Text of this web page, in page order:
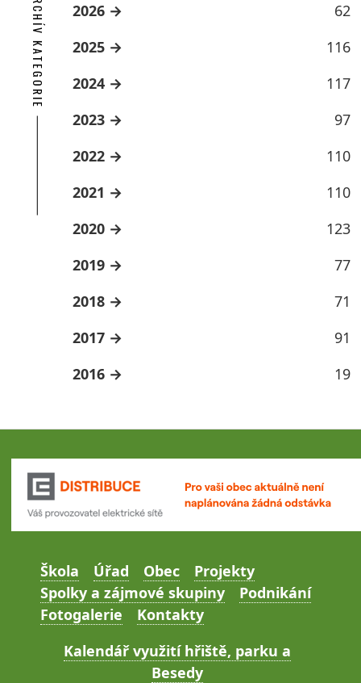
ARCHÍV KATEGORIE 2026
62
2025
116
2024
117
2023
97
2022
110
2021
110
2020
123
2019
77
2018
71
2017
91
2016
19
Škola Úřad Obec
Projekty
Spolky a zájmové skupiny
Podnikání
Fotogalerie
Kontakty
Kalendář využití hřiště, parku a
Besedy